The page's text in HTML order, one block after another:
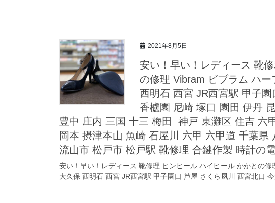
2021年8月5日
安い！早い！レディース 靴
の修理 Vibram ビブラム ハ
西明石 西宮 JR西宮駅 甲子
香櫨園 尼崎 塚口 園田 伊丹
豊中 庄内 三国 十三 梅田 神戸 東灘区 住吉 六
岡本 摂津本山 魚崎 石屋川 六甲 六甲道 千葉県
流山市 松戸市 松戸駅 靴修理 合鍵作製 時計の
安い！早い！レディース 靴修理 ピンヒール ハイヒール かかとの
大久保 西明石 西宮 JR西宮駅 甲子園口 芦屋 さくら夙川 西宮北口